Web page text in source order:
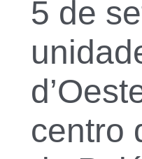
5 de
centro